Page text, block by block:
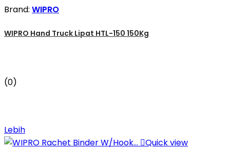
Brand: WIPRO
WIPRO Hand Truck Lipat HTL-150 150Kg
(0)
Lebih
Quick view